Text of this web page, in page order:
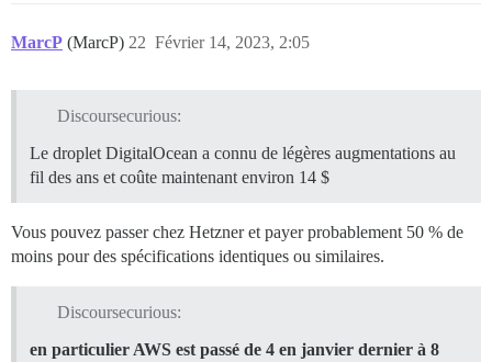
MarcP (MarcP) Février 14, 2023, 2:05
22
Discoursecurious:
Le droplet DigitalOcean a connu de légères augmentations au
fil des ans et coûte maintenant environ 14 $
Vous pouvez passer chez Hetzner et payer probablement 50 % de
moins pour des spécifications identiques ou similaires.
Discoursecurious:
en particulier AWS est passé de 4 en janvier dernier à 8